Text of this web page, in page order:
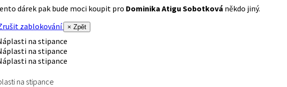
dárek pak bude moci koupit pro Dominika Atigu Sobotková někdo jiný.
zablokování
× Zpět
na stipance